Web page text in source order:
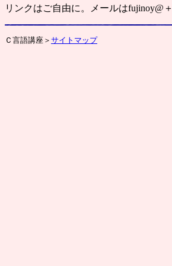
リンクはご自由に。メールはfujinoy@
Ｃ言語講座＞ サイトマップ